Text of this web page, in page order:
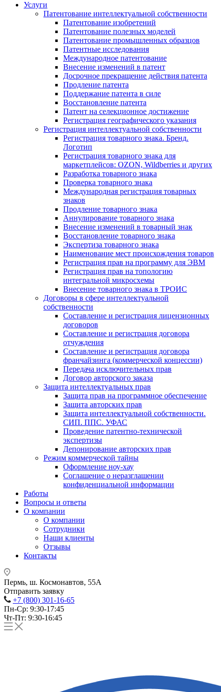
Услуги
Патентование интеллектуальной собственности
Патентование изобретений
Патентование полезных моделей
Патентование промышленных образцов
Патентные исследования
Международное патентование
Внесение изменений в патент
Досрочное прекращение действия патента
Продление патента
Поддержание патента в силе
Восстановление патента
Патент на селекционное достижение
Регистрация географического указания
Регистрация интеллектуальной собственности
Регистрация товарного знака. Бренд.
Логотип
Регистрация товарного знака для
маркетплейсов: OZON, Wildberries и других
Разработка товарного знака
Проверка товарного знака
Международная регистрация товарных
знаков
Продление товарного знака
Аннулирование товарного знака
Внесение изменений в товарный знак
Восстановление товарного знака
Экспертиза товарного знака
Наименование мест происхождения товаров
Регистрация прав на программу для ЭВМ
Регистрация прав на топологию
интегральной микросхемы
Внесение товарного знака в ТРОИС
Договоры в сфере интеллектуальной
собственности
Составление и регистрация лицензионных
договоров
Составление и регистрация договора
отчуждения
Составление и регистрация договора
франчайзинга (коммерческой концессии)
Передача исключительных прав
Договор авторского заказа
Защита интеллектуальных прав
Защита прав на программное обеспечение
Защита авторских прав
Защита интеллектуальной собственности.
СИП. ППС. УФАС
Проведение патентно-технической
экспертизы
Депонирование авторских прав
Режим коммерческой тайны
Оформление ноу-хау
Соглашение о неразглашении
конфиденциальной информации
Работы
Вопросы и ответы
О компании
О компании
Сотрудники
Наши клиенты
Отзывы
Контакты
Пермь, ш. Космонавтов, 55А
Отправить заявку
+7 (800) 301-16-65
Пн-Ср: 9:30-17:45
Чт-Пт: 9:30-16:45